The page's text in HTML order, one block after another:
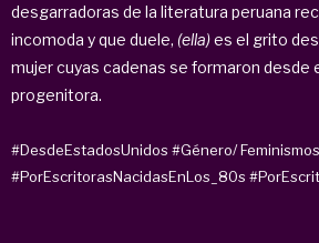
desgarradoras de la literatura peruana
incomoda y que duele, (ella)es el grito
mujer cuyas cadenas se formaron desde
progenitora.
#DesdeEstadosUnidos #Género/ Feminismos
#PorEscritorasNacidasEnLos_80s